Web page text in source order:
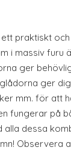
praktiskt
i massiv furu
ger
ger
mm. för att
fungerar på
alla dessa
Observera